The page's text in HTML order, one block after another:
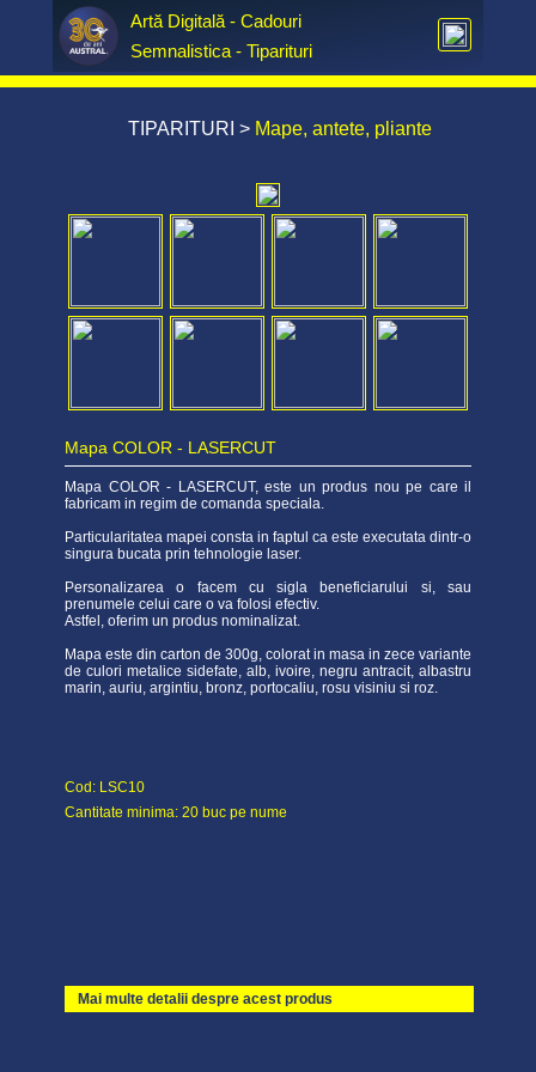
Artă Digitală - Cadouri
Semnalistica - Tiparituri
TIPARITURI > Mape, antete, pliante
Mapa COLOR - LASERCUT
Mapa COLOR - LASERCUT, este un produs nou pe care il
fabricam in regim de comanda speciala.
Particularitatea mapei consta in faptul ca este executata dintr-o
singura bucata prin tehnologie laser.
Personalizarea o facem cu sigla beneficiarului si, sau
prenumele celui care o va folosi efectiv.
Astfel, oferim un produs nominalizat.
Mapa este din carton de 300g, colorat in masa in zece variante
de culori metalice sidefate, alb, ivoire, negru antracit, albastru
marin, auriu, argintiu, bronz, portocaliu, rosu visiniu si roz.
Cod: LSC10
Cantitate minima: 20 buc pe nume
Mai multe detalii despre acest produs